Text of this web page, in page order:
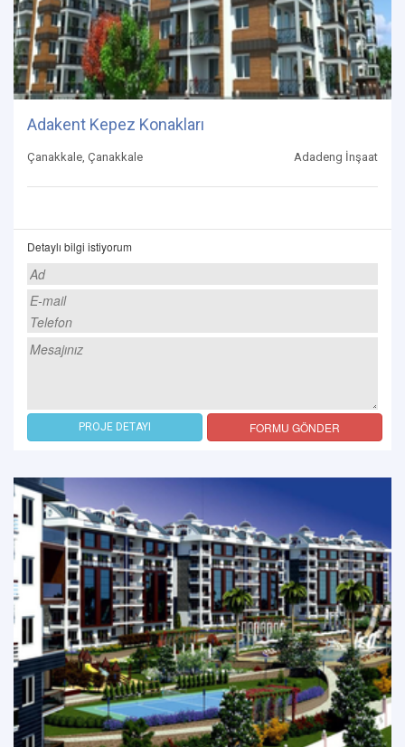
Adakent Kepez Konakları
Çanakkale, Çanakkale Adadeng İnşaat
Detaylı bilgi istiyorum
PROJE DETAYI FORMU GÖNDER